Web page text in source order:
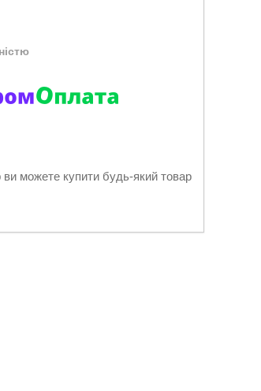
ви можете купити будь-який товар